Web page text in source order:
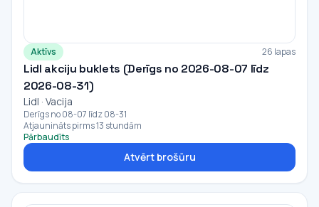
Aktīvs 26 lapas
Lidl akciju buklets (Derīgs no 2026-08-07 līdz
2026-08-31)
Lidl · Vacija
Derīgs no 08-07 līdz 08-31
Atjaunināts pirms 13 stundām
Pārbaudīts
Atvērt brošūru